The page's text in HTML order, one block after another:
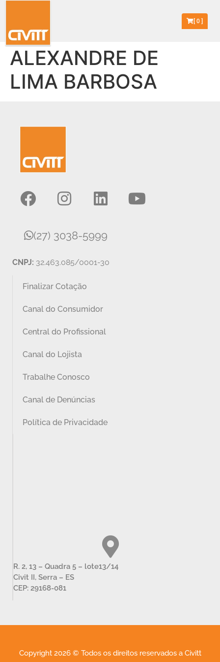
[0]
ALEXANDRE DE
LIMA BARBOSA
(27) 3038-5999
CNPJ: 32.463.085/0001-30
Finalizar Cotação
Canal do Consumidor
Central do Profissional
Canal do Lojista
Trabalhe Conosco
Canal de Denúncias
Política de Privacidade
R. 2, 13 – Quadra 5 – lote13/14
Civit II, Serra – ES
CEP: 29168-081
Copyright 2026 © Todos os direitos reservados a Civitt